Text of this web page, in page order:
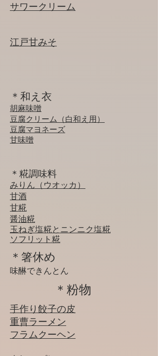
​​サワークリーム
江戸甘みそ
＊和え衣
胡麻味噌
豆腐クリーム（白和え用）
​豆腐マヨネーズ
甘味噌
＊糀調味料
みりん（ウオッカ）
甘酒
​甘糀
醤油糀
玉ねぎ塩糀とニンニク塩糀
ソフリット糀
＊箸休め
​味醂できんとん
​＊粉物
手作り餃子の皮
​​重曹ラーメン
フラムクーヘン